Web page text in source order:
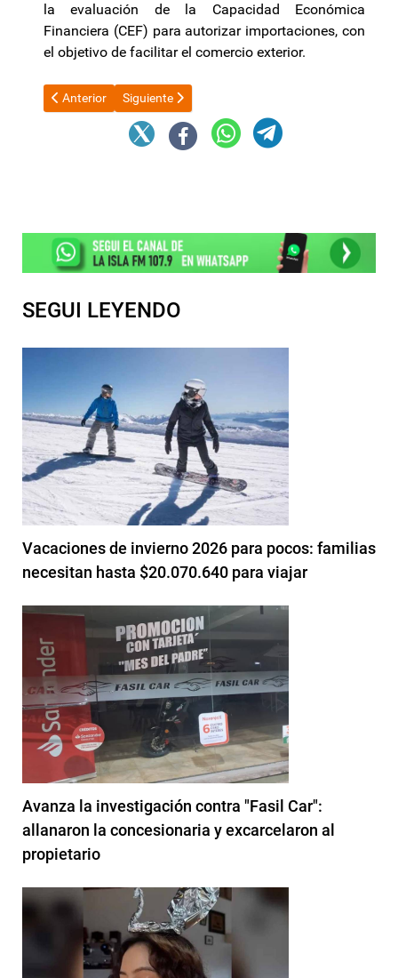
la evaluación de la Capacidad Económica
Financiera (CEF) para autorizar importaciones, con
el objetivo de facilitar el comercio exterior.
Artículo anterior: Arrancan las privatizaciones con cuatro
Anterior Artículo siguiente: Se conocerá la inflación de
Siguiente
SEGUI LEYENDO
Vacaciones de invierno 2026 para pocos: familias
necesitan hasta $20.070.640 para viajar
Avanza la investigación contra "Fasil Car":
allanaron la concesionaria y excarcelaron al
propietario